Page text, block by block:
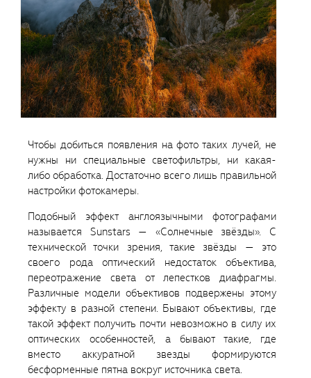
Чтобы добиться появления на фото таких лучей, не
нужны ни специальные светофильтры, ни какая-
либо обработка. Достаточно всего лишь правильной
настройки фотокамеры.
Подобный эффект англоязычными фотографами
называется Sunstars — «Солнечные звёзды». С
технической точки зрения, такие звёзды — это
своего рода оптический недостаток объектива,
переотражение света от лепестков диафрагмы.
Различные модели объективов подвержены этому
эффекту в разной степени. Бывают объективы, где
такой эффект получить почти невозможно в силу их
оптических особенностей, а бывают такие, где
вместо аккуратной звезды формируются
бесформенные пятна вокруг источника света.